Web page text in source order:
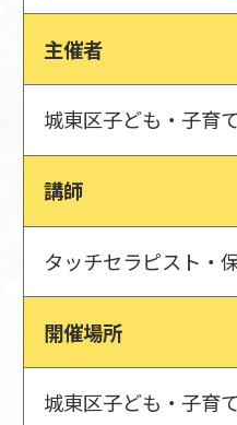
主催者
城東区子ども・子育
講師
タッチセラピスト
開催場所
城東区子ども・子育